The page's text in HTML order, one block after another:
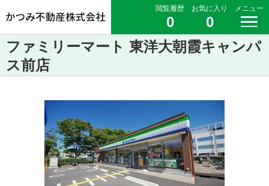
閲覧履歴
0
お気に入り
0
メニュー
ファミリーマート 東洋大朝霞キャンパ
ス前店